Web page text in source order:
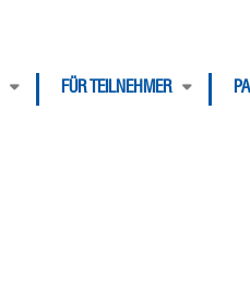
FÜR TEILNEHMER